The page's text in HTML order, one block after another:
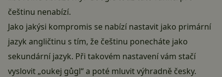
češtinu nenabízí.
Jako jakýsi kompromis se nabízí nastavit jako primární
jazyk angličtinu s tím, že češtinu ponecháte jako
sekundární jazyk. Při takovém nastavení vám stačí
vyslovit „oukej gůgl“ a poté mluvit výhradně česky.